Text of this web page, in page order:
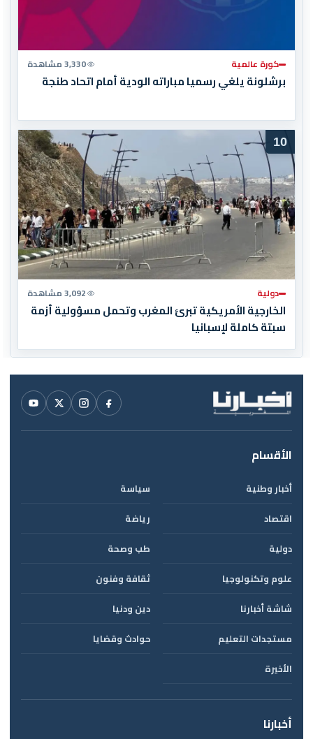
كورة عالمية 3,330 مشاهدة
برشلونة يلغي رسميا مباراته الودية أمام اتحاد طنجة
10
دولية 3,092 مشاهدة
الخارجية الأمريكية تبرئ المغرب وتحمل مسؤولية أزمة
سبتة كاملة لإسبانيا
الأقسام
أخبار وطنية
سياسة
اقتصاد
رياضة
دولية
طب وصحة
علوم وتكنولوجيا
ثقافة وفنون
شاشة أخبارنا
دين ودنيا
مستجدات التعليم
حوادث وقضايا
الأخيرة
أخبارنا